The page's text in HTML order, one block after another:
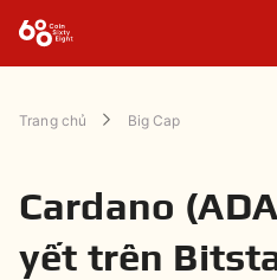
Trang chủ Big Cap
Cardano
yết trên